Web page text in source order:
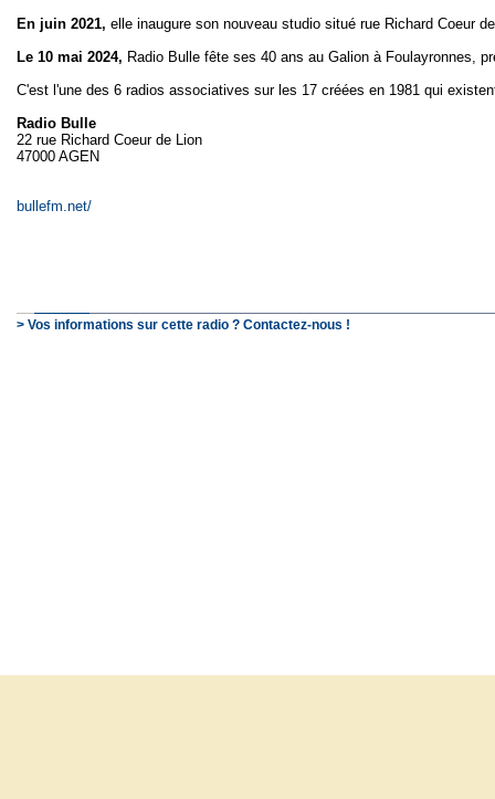
En juin 2021, elle inaugure son nouveau studio situé rue Richard Coeur
Le 10 mai 2024, Radio Bulle fête ses 40 ans au Galion à Foulayronnes,
C'est l'une des 6 radios associatives sur les 17 créées en 1981 qui
Radio Bulle
22 rue Richard Coeur de Lion
47000 AGEN
bullefm.net/
> Vos informations sur cette radio ? Contactez-nous !